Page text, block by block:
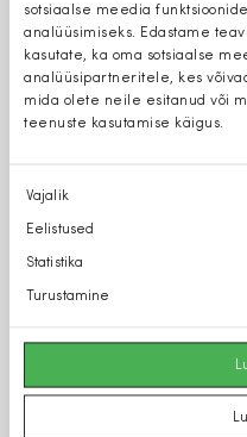
sotsiaalse meedia
analüüsimiseks. Edastame
kasutate, ka oma sotsiaalse
analüüsipartneritele, kes
mida olete neile esitanud või
teenuste kasutamise käigus.
Nõusoleku
valik
Vajalik
Eelistused
Statistika
Turustamine